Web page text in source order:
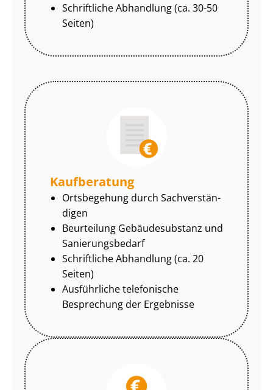
Schriftliche Abhandlung (ca. 30-50
Seiten)
Kaufberatung
Ortsbegehung durch Sach­ver­stän­
di­gen
Beurteilung Gebäudesubstanz und
Sa­nie­rungs­be­darf
Schriftliche Abhandlung (ca. 20
Seiten)
Ausführliche telefonische
Besprechung der Ergebnisse